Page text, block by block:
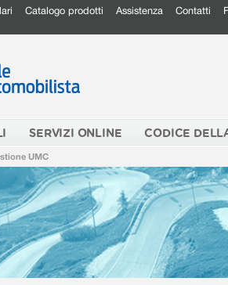
Catalogo prodotti Assistenza Contatti
SERVIZI ONLINE CODICE
UMC